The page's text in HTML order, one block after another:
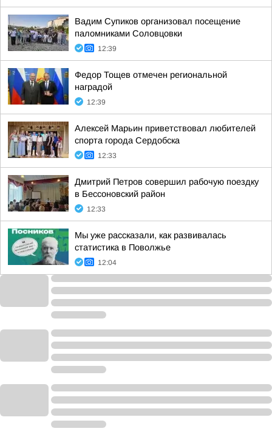
Вадим Супиков организовал посещение
паломниками Соловцовки
12:39
Федор Тощев отмечен региональной
наградой
12:39
Алексей Марьин приветствовал любителей
спорта города Сердобска
12:33
Дмитрий Петров совершил рабочую поездку
в Бессоновский район
12:33
Мы уже рассказали, как развивалась
статистика в Поволжье
12:04